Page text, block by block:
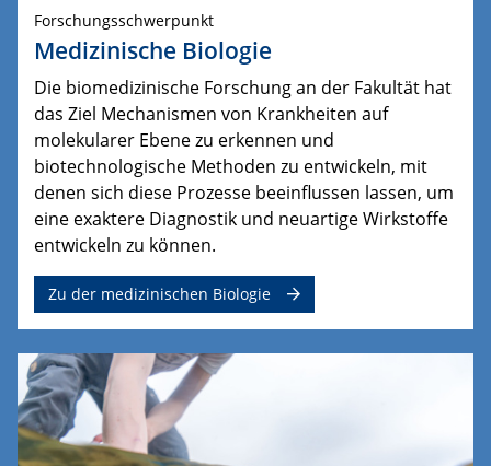
Forschungsschwerpunkt
Medizinische Biologie
Die biomedizinische Forschung an der Fakultät hat
das Ziel Mechanismen von Krankheiten auf
molekularer Ebene zu erkennen und
biotechnologische Methoden zu entwickeln, mit
denen sich diese Prozesse beeinflussen lassen, um
eine exaktere Diagnostik und neuartige Wirkstoffe
entwickeln zu können.
Zu der medizinischen Biologie